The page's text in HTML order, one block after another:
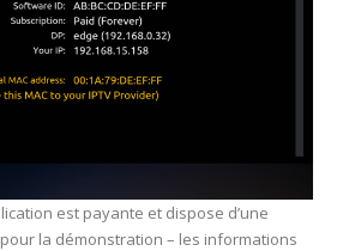
est payante et dispose d’une
pour la démonstration – les informations